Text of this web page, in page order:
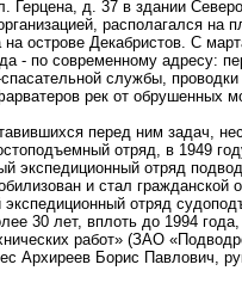
Герцена, д. 37 в здании
располагался на
острове Декабристов. С
- по современному адресу:
службы,
рек от обрушенных
перед ним задач,
отряд, в 1949
экспедиционный отряд
и стал гражданской
отряд
30 лет, вплоть до 1994
работ» (ЗАО
Архиреев Борис Павлович,